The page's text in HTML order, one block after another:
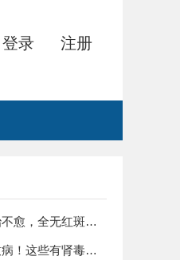
登录 注册
愈，全无红斑脱
型晚发性狼疮肾
！这些有肾毒性